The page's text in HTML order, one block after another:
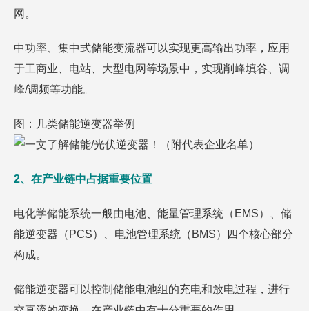
网。
中功率、集中式储能变流器可以实现更高输出功率，应用
于工商业、电站、大型电网等场景中，实现削峰填谷、调
峰/调频等功能。
图：几类储能逆变器举例
2、在产业链中占据重要位置
电化学储能系统一般由电池、能量管理系统（EMS）、储
能逆变器（PCS）、电池管理系统（BMS）四个核心部分
构成。
储能逆变器可以控制储能电池组的充电和放电过程，进行